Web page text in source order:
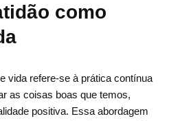
como
vida refere-se à prática contínua
as coisas boas que temos,
positiva. Essa abordagem